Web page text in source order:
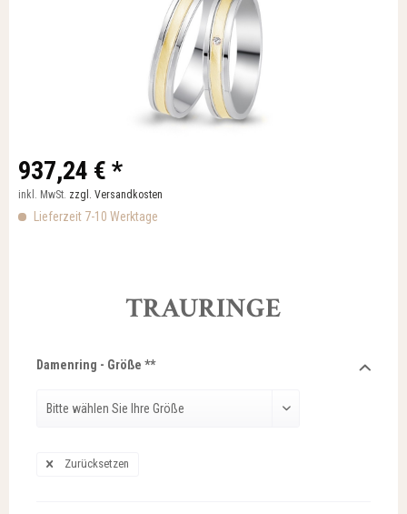
937,24 € *
inkl. MwSt. zzgl. Versandkosten
Lieferzeit 7-10 Werktage
TRAURINGE
Damenring - Größe **
Zurücksetzen